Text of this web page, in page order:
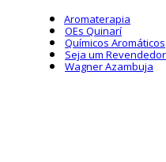
Aromaterapia
OEs Quinarí
Químicos Aromáticos
Seja um Revendedor
Wagner Azambuja